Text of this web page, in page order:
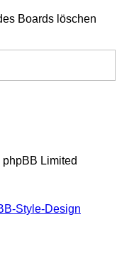
Boards löschen
Limited
Style-Design